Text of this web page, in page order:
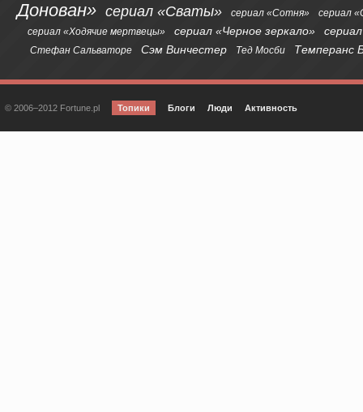
Донован» сериал «Сваты» сериал «Сотня»
сериал
сериал «Ходячие мертвецы»
сериал «Черное зеркало»
Стефан Сальваторе Сэм Винчестер Тед Мосби Темперанс
© 2006–2012 Fortune.pl Топики Блоги Люди Активность